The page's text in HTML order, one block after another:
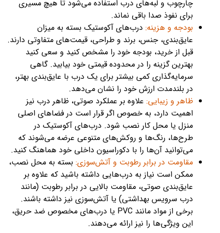
چارچوب و لبه‌های درب استفاده می‌شود تا هیچ مسیری
برای نفوذ صدا باقی نماند.
بودجه و هزینه: درب‌های آکوستیک بسته به میزان
عایق‌بندی، جنس، برند و طراحی، قیمت‌های متفاوتی دارند.
قبل از خرید، بودجه خود را مشخص کنید و سعی کنید
بهترین گزینه را در محدوده قیمتی خود بیابید. گاهی
سرمایه‌گذاری کمی بیشتر برای یک درب با عایق‌بندی بهتر،
در بلندمدت ارزش خود را نشان می‌دهد.
ظاهر و زیبایی: علاوه بر عملکرد صوتی، ظاهر درب نیز
اهمیت دارد، به خصوص اگر قرار است در فضاهای اصلی
منزل یا محل کار نصب شود. درب‌های آکوستیک در
طرح‌ها، رنگ‌ها و روکش‌های متنوعی عرضه می‌شوند که
می‌توانید آن‌ها را با دکوراسیون داخلی خود هماهنگ کنید.
مقاومت در برابر رطوبت و آتش‌سوزی: بسته به محل نصب،
ممکن است نیاز به درب‌هایی داشته باشید که علاوه بر
عایق‌بندی صوتی، مقاومت بالایی در برابر رطوبت (مانند
درب سرویس بهداشتی) یا آتش‌سوزی نیز داشته باشند.
برخی از مواد مانند PVC یا درب‌های مخصوص ضد حریق،
این ویژگی‌ها را نیز ارائه می‌دهند.